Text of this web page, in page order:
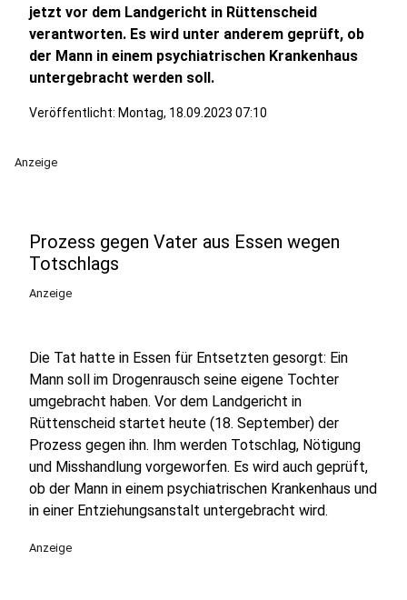
jetzt vor dem Landgericht in Rüttenscheid
verantworten. Es wird unter anderem geprüft, ob
der Mann in einem psychiatrischen Krankenhaus
untergebracht werden soll.
Veröffentlicht: Montag, 18.09.2023 07:10
Anzeige
Prozess gegen Vater aus Essen wegen
Totschlags
Anzeige
Die Tat hatte in Essen für Entsetzten gesorgt: Ein
Mann soll im Drogenrausch seine eigene Tochter
umgebracht haben. Vor dem Landgericht in
Rüttenscheid startet heute (18. September) der
Prozess gegen ihn. Ihm werden Totschlag, Nötigung
und Misshandlung vorgeworfen. Es wird auch geprüft,
ob der Mann in einem psychiatrischen Krankenhaus und
in einer Entziehungsanstalt untergebracht wird.
Anzeige